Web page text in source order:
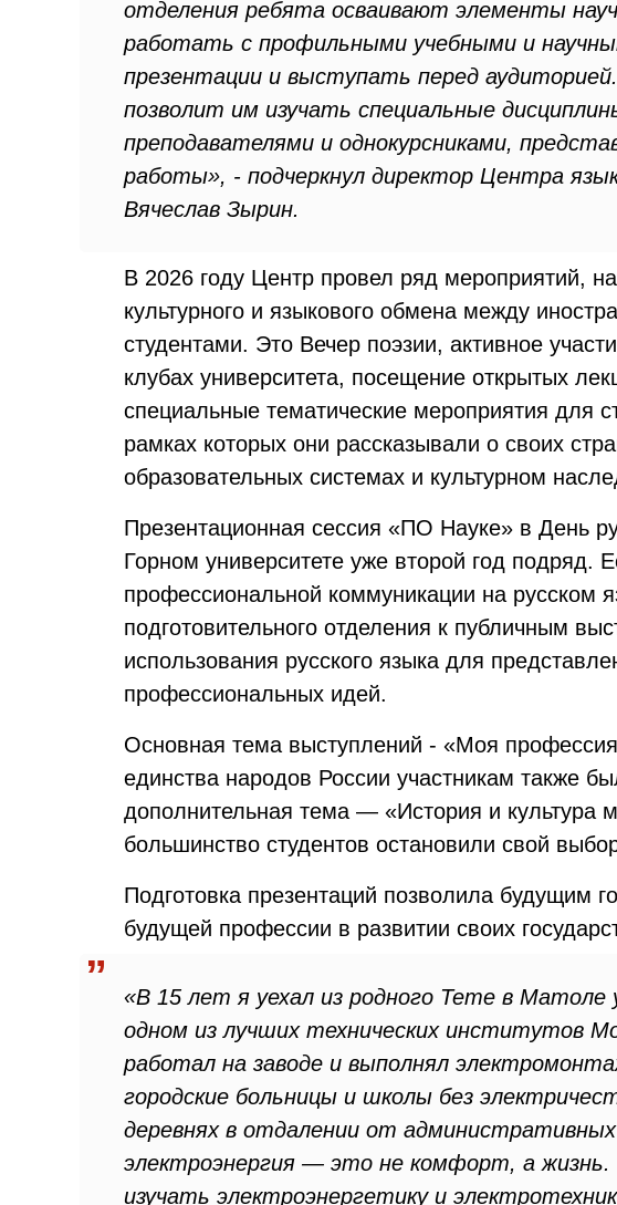
отделения ребята осваивают элементы
работать с профильными учебными и
презентации и выступать перед
позволит им изучать специальные
преподавателями и однокурсниками,
работы», - подчеркнул директор Центра
Вячеслав Зырин.
В 2026 году Центр провел ряд мероприятий,
культурного и языкового обмена между
студентами. Это Вечер поэзии, активное
клубах университета, посещение открытых
специальные тематические мероприятия для
рамках которых они рассказывали о своих
образовательных системах и культурном
Презентационная сессия «ПО Науке» в День
Горном университете уже второй год подряд.
профессиональной коммуникации на русском
подготовительного отделения к публичным
использования русского языка для
профессиональных идей.
Основная тема выступлений - «Моя
единства народов России участникам также
дополнительная тема — «История и культура
большинство студентов остановили свой
Подготовка презентаций позволила будущим
будущей профессии в развитии своих
«В 15 лет я уехал из родного Тете в Матоле
одном из лучших технических институтов
работал на заводе и выполнял
городские больницы и школы без
деревнях в отдалении от
электроэнергия — это не комфорт, а жизнь.
изучать электроэнергетику и